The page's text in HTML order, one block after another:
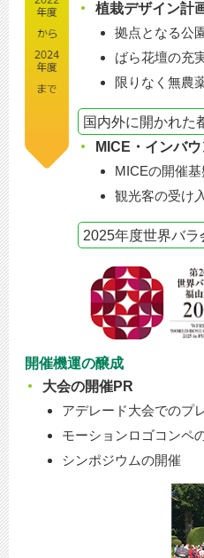
植栽デザイン計
拠点となる公
ばら花壇の充
限りなく無農
国内外に開かれた
MICE・インバ
MICEの開催
観光客の受け
2025年度世界バラ
開催機運の醸成
大会の開催PR
アデレード大会でのプ
モーションロゴコンペ
シンポジウムの開催